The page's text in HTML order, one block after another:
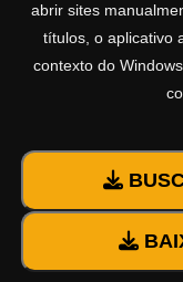
abrir sites
títulos, o aplicativo
contexto do